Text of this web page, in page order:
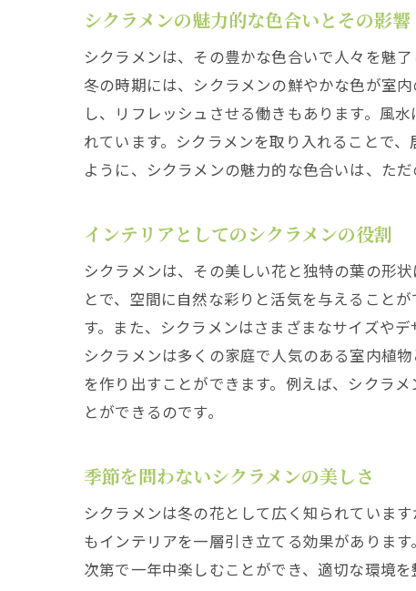
シクラメンの魅力的な色合いとその影響
シクラメンは、その豊かな色合いで人々を魅
冬の時期には、シクラメンの鮮やかな色が室
し、リフレッシュさせる働きもあります。風
れています。シクラメンを取り入れることで
ように、シクラメンの魅力的な色合いは、た
インテリアとしてのシクラメンの役割
シクラメンは、その美しい花と独特の葉の形
とで、空間に自然な彩りと活気を与えること
す。また、シクラメンはさまざまなサイズや
シクラメンは多くの家庭で人気のある室内植
を作り出すことができます。例えば、シクラ
とができるのです。
季節を問わないシクラメンの美しさ
シクラメンは冬の花として広く知られていま
もインテリアを一層引き立てる効果がありま
次第で一年中楽しむことができ、適切な環境